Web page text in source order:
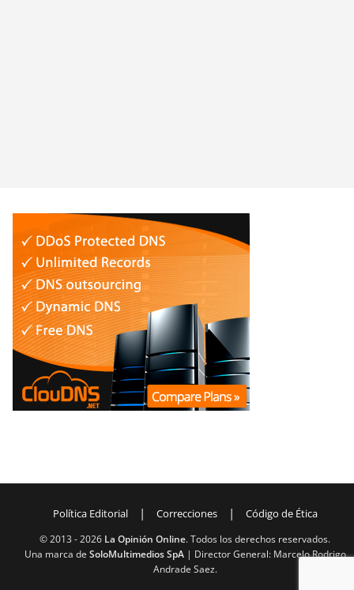
Política Editorial | Correcciones | Código de Ética
© 2013 -2026 La Opinión Online. Todos los derechos reservados.
Una marca de SoloMultimedios SpA| Director General: Marcelo Rodrigo
Andrade Saez.